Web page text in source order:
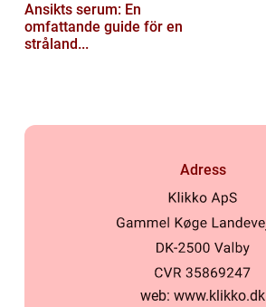
Ansikts serum: En
omfattande guide för en
stråland...
Adress
web: www.klikko.dk